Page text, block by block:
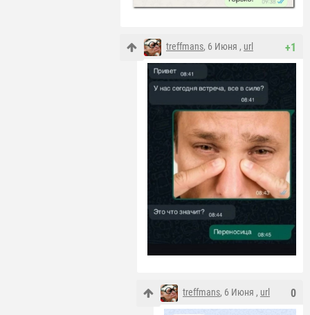
+1
treffmans, 6 Июня , url
0
treffmans, 6 Июня , url